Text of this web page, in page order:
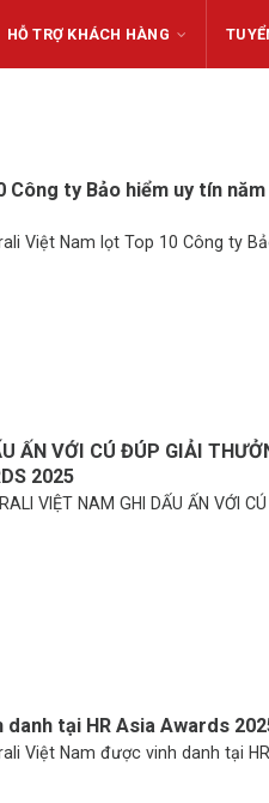
HỖ TRỢ KHÁCH HÀNG
Công ty Bảo hiểm uy tín năm
Việt Nam lọt Top 10 Công ty
ẤN VỚI CÚ ĐÚP GIẢI
2025
VIỆT NAM GHI DẤU ẤN VỚI CÚ
tại HR Asia Awards
Việt Nam được vinh danh tại HR